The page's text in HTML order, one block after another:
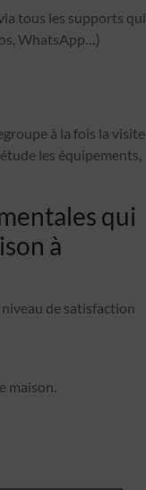
tous les supports qui
WhatsApp…)
à la fois la visite
les équipements,
qui
à
de satisfaction
maison.